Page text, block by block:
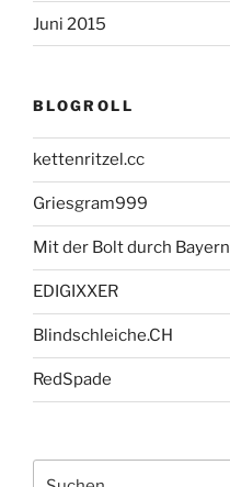
Juni 2015
BLOGROLL
kettenritzel.cc
Griesgram999
Mit der Bolt durch Bayern
EDIGIXXER
Blindschleiche.CH
RedSpade